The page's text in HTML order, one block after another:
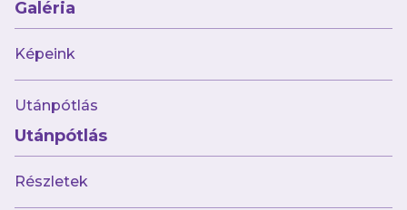
Galéria
Képeink
Utánpótlás
Utánpótlás
Részletek